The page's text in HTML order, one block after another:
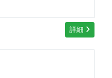
詳細